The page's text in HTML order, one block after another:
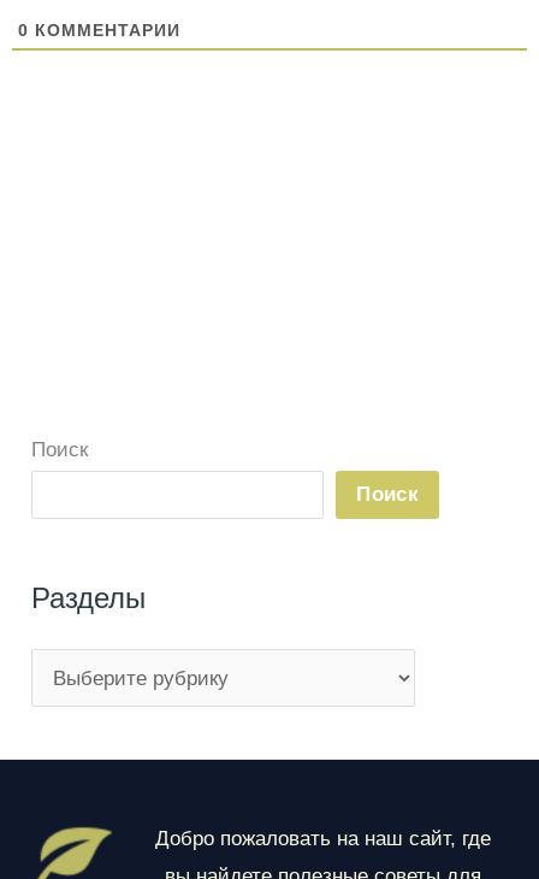
0 КОММЕНТАРИИ
Поиск
Поиск
Разделы
а
л
Добро пожаловать на наш сайт, где